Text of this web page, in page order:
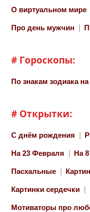
О виртуальном мире
Про день мужчин
# Гороскопы:
По знакам зодиака на
# Открытки:
С днём рождения
На 23 Февраля На
Пасхальные
Картинки сердечки
Мотиваторы про